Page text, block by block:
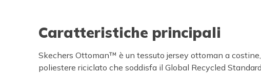
Caratteristiche principali
Skechers Ottoman™ è un tessuto jersey ottoman a
poliestere riciclato che soddisfa il Global Recycled Standard